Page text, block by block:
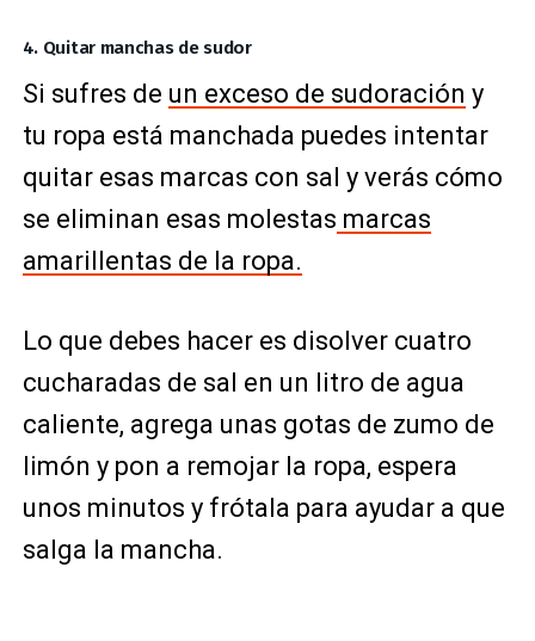
4. Quitar manchas de sudor
Si sufres de un exceso de sudoración y
tu ropa está manchada puedes intentar
quitar esas marcas con sal y verás cómo
se eliminan esas molestas marcas
amarillentas de la ropa.
Lo que debes hacer es disolver cuatro
cucharadas de sal en un litro de agua
caliente, agrega unas gotas de zumo de
limón y pon a remojar la ropa, espera
unos minutos y frótala para ayudar a que
salga la mancha.